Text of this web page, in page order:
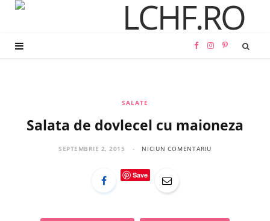
F
e
b
I
t
P
t
SALATE
Salata de dovlecel cu maioneza
SEPTEMBRIE 2, 2015 NICIUN COMENTARIU
Save